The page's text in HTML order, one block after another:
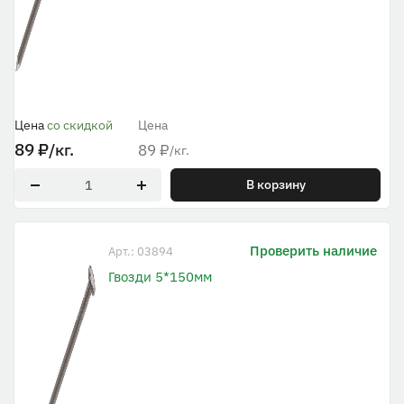
Цена
89 ₽/кг.
Ценасо скидкой
89₽/кг.
В корзину
Арт.: 03894
Проверить наличие
Гвозди 5*150мм